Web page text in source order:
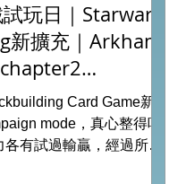
玩日｜Starwars
擴充｜Arkham
deckCard Game新擴
mode，真心整得唔
有試過輸贏，經過所有